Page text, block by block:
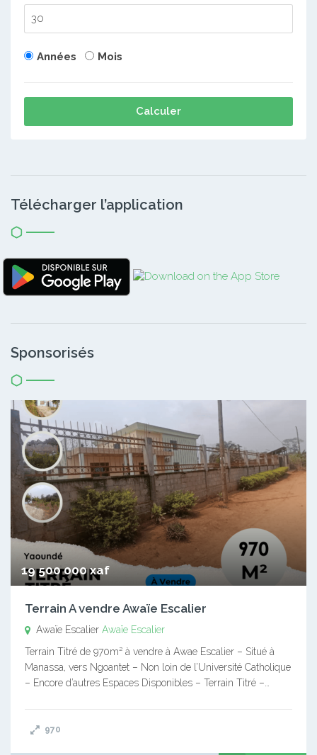
Années Mois
Calculer
Télécharger l’application
Sponsorisés
19 500 000 xaf
Terrain A vendre Awaïe Escalier
Awaïe Escalier Awaïe Escalier
Terrain Titré de 970m² à vendre à Awae Escalier – Situé à
Manassa, vers Ngoantet – Non loin de l’Université Catholique
– Encore d’autres Espaces Disponibles – Terrain Titré –…
970